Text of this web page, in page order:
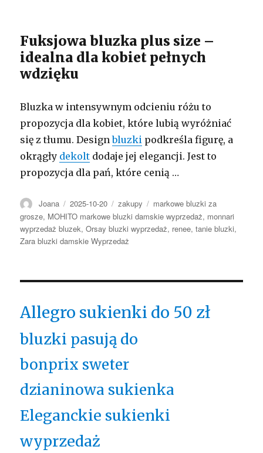
Fuksjowa bluzka plus size –
idealna dla kobiet pełnych
wdzięku
Bluzka w intensywnym odcieniu różu to
propozycja dla kobiet, które lubią wyróżniać
się z tłumu. Designbluzki podkreśla figurę, a
okrągły dekolt dodaje jej elegancji. Jest to
propozycja dla pań, które cenią …
Autor
Joana Opublikowano
2025-10-20 Kategorie
zakupy Tagi
markowe bluzki za
grosze, MOHITO markowe bluzki damskie wyprzedaż, monnari
wyprzedaż bluzek,Orsay bluzki wyprzedaż, renee,tanie bluzki,
Zara bluzki damskie Wyprzedaż
Allegro sukienki do 50 zł
bluzki pasują do
bonprix sweter
dzianinowa sukienka
Eleganckie sukienki
wyprzedaż